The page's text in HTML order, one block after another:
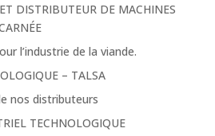
DISTRIBUTEUR DE MACHINES
l’industrie de la viande.
– TALSA
nos distributeurs
TECHNOLOGIQUE